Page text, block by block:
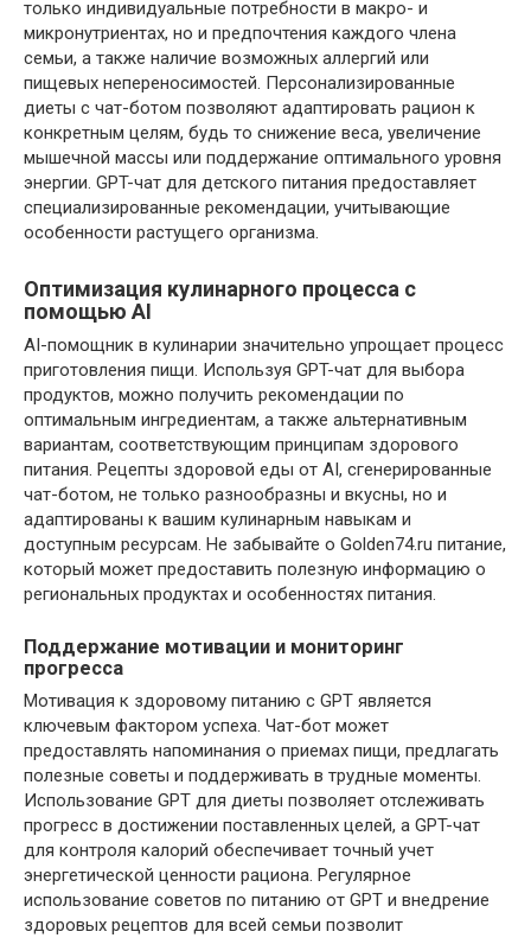
только индивидуальные потребности в макро- и
микронутриентах, но и предпочтения каждого члена
семьи, а также наличие возможных аллергий или
пищевых непереносимостей. Персонализированные
диеты с чат-ботом позволяют адаптировать рацион к
конкретным целям, будь то снижение веса, увеличение
мышечной массы или поддержание оптимального уровня
энергии. GPT-чат для детского питания предоставляет
специализированные рекомендации, учитывающие
особенности растущего организма.
Оптимизация кулинарного процесса с
помощью AI
AI-помощник в кулинарии значительно упрощает процесс
приготовления пищи. Используя GPT-чат для выбора
продуктов, можно получить рекомендации по
оптимальным ингредиентам, а также альтернативным
вариантам, соответствующим принципам здорового
питания. Рецепты здоровой еды от AI, сгенерированные
чат-ботом, не только разнообразны и вкусны, но и
адаптированы к вашим кулинарным навыкам и
доступным ресурсам. Не забывайте о Golden74.ru питание,
который может предоставить полезную информацию о
региональных продуктах и особенностях питания.
Поддержание мотивации и мониторинг
прогресса
Мотивация к здоровому питанию с GPT является
ключевым фактором успеха. Чат-бот может
предоставлять напоминания о приемах пищи, предлагать
полезные советы и поддерживать в трудные моменты.
Использование GPT для диеты позволяет отслеживать
прогресс в достижении поставленных целей, а GPT-чат
для контроля калорий обеспечивает точный учет
энергетической ценности рациона. Регулярное
использование советов по питанию от GPT и внедрение
здоровых рецептов для всей семьи позволит